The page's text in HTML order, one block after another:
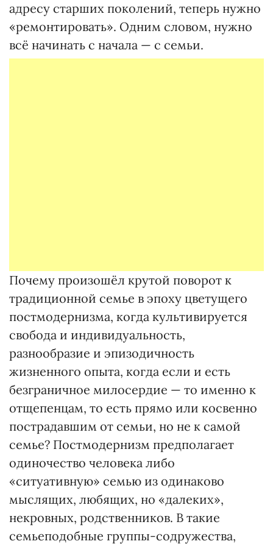
адресу старших поколений, теперь нужно
«ремонтировать». Одним словом, нужно
всё начинать с начала — с семьи.
Почему произошёл крутой поворот к
традиционной семье в эпоху цветущего
постмодернизма, когда культивируется
свобода и индивидуальность,
разнообразие и эпизодичность
жизненного опыта, когда если и есть
безграничное милосердие — то именно к
отщепенцам, то есть прямо или косвенно
пострадавшим от семьи, но не к самой
семье? Постмодернизм предполагает
одиночество человека либо
«ситуативную» семью из одинаково
мыслящих, любящих, но «далеких»,
некровных, родственников. В такие
семьеподобные группы-содружества,